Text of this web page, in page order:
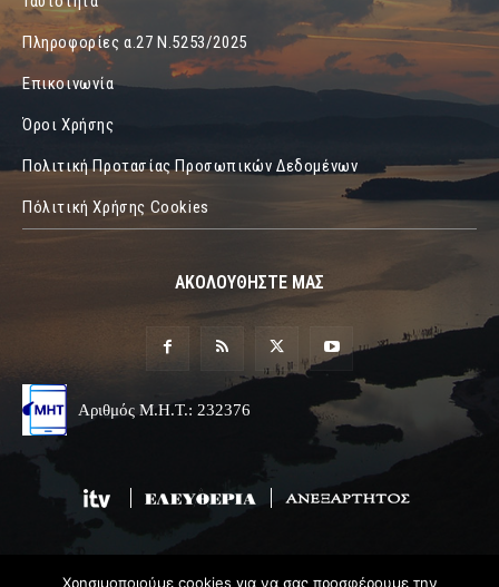
Πληροφορίες α.27 Ν.5253/2025
Επικοινωνία
Όροι Χρήσης
Πολιτική Προτασίας Προσωπικών Δεδομένων
Πόλιτική Χρήσης Cookies
ΑΚΟΛΟΥΘΗΣΤΕ ΜΑΣ
Αριθμός Μ.Η.Τ.: 232376
Χρησιμοποιούμε cookies για να σας προσφέρουμε την